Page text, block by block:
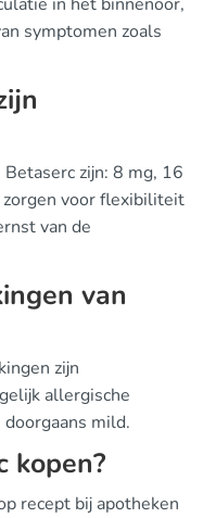
symptomen zoals
zijn: 8 mg, 16
voor flexibiliteit
van de
van
zijn
allergische
mild.
kopen?
recept bij apotheken